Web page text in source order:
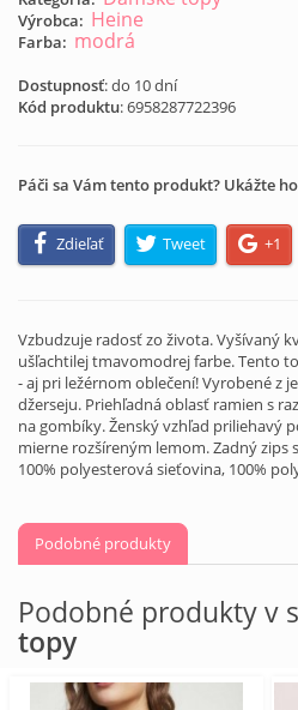
Výrobca: Heine
Farba: modrá
Dostupnosť: do 10 dní
Kód produktu:6958287722396
Páči sa Vám tento produkt? Ukážte
Zdieľať Tweet +1
Vzbudzuje radosť zo života. Vyšívaný
ušľachtilej tmavomodrej farbe. Tento
- aj pri ležérnom oblečení! Vyrobené z
džerseju. Priehľadná oblasť ramien s
na gombíky. Ženský vzhľad priliehavý
mierne rozšíreným lemom. Zadný zips
100% polyesterová sieťovina, 100%
Podobné produkty
Podobné produkty v
topy